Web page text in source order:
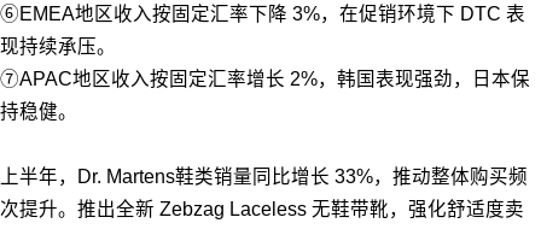
⑥EMEA地区收入按固定汇率下降 3%，在促销环境下 DTC 表
现持续承压。
⑦APAC地区收入按固定汇率增长 2%，韩国表现强劲，日本保
持稳健。
上半年，Dr. Martens鞋类销量同比增长 33%，推动整体购买频
次提升。推出全新 Zebzag Laceless 无鞋带靴，强化舒适度卖